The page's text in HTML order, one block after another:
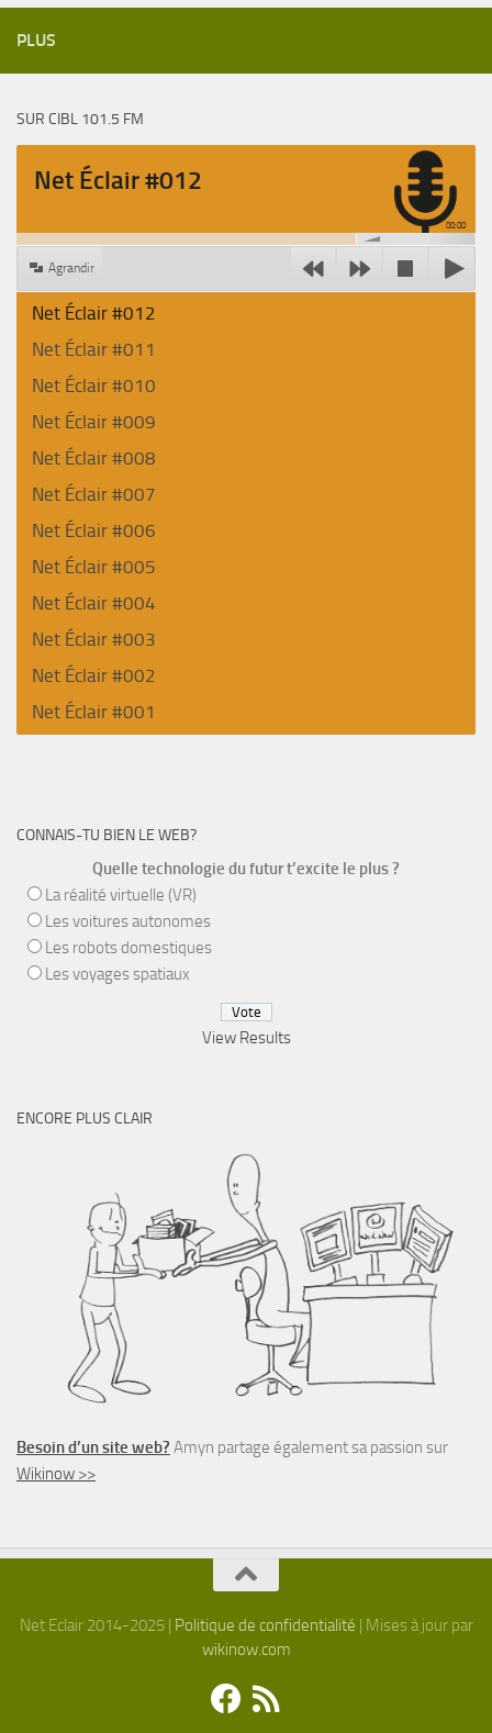
PLUS
SUR CIBL 101.5 FM
Net Éclair #012
00:00
Agrandir
Net Éclair #012
Net Éclair #011
Net Éclair #010
Net Éclair #009
Net Éclair #008
Net Éclair #007
Net Éclair #006
Net Éclair #005
Net Éclair #004
Net Éclair #003
Net Éclair #002
Net Éclair #001
CONNAIS-TU BIEN LE WEB?
Quelle technologie du futur t’excite le plus ?
La réalité virtuelle (VR)
Les voitures autonomes
Les robots domestiques
Les voyages spatiaux
View Results
ENCORE PLUS CLAIR
Besoin d’un site web? Amyn partage également sa passion sur
Wikinow >>
Net Eclair 2014-2025 | Politique de confidentialité | Mises à jour par
wikinow.com